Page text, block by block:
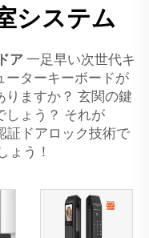
システム
ア 一足早い次世代キ
ーターキーボードが
りますか？ 玄関の鍵
しょう？ それが
証ドアロック技術で
ょう！